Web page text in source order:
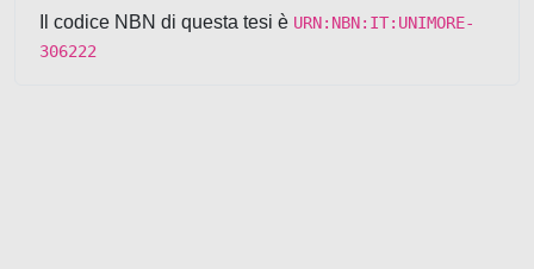
Il codice NBN di questa tesi è URN:NBN:IT:UNIMORE-
306222